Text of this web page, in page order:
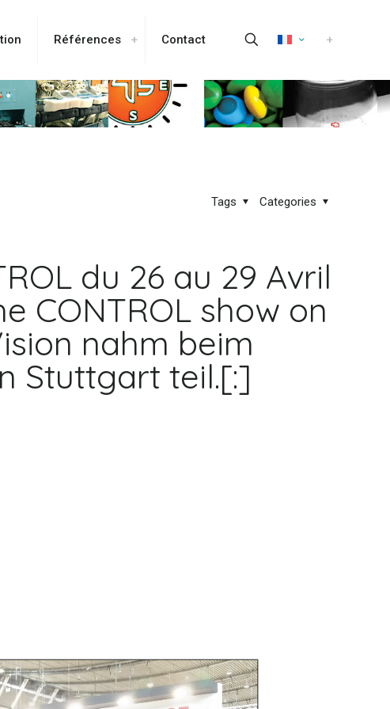
Références Contact
Categories
Tags
du 26 au 29 Avril
CONTROL show on
nahm beim
Stuttgart teil.[:]